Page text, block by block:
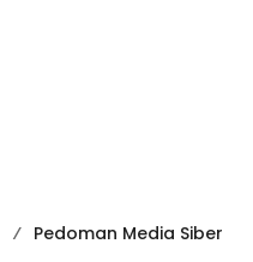
Pedoman Media Siber